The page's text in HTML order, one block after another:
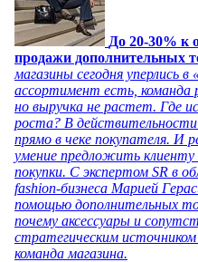
До 20-30% к
продажи дополнительных
магазины сегодня уперлись
ассортимент есть, команда
но выручка не растет. Где
роста? В
прямо в чеке покупателя. И
умение предложить
покупки. С экспертом SR в
fashion-бизнеса Марией
помощью дополнительных
почему аксессуары и
стратегическим
команда магазина.